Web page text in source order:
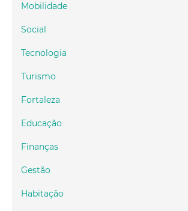
Mobilidade
Social
Tecnologia
Turismo
Fortaleza
Educação
Finanças
Gestão
Habitação